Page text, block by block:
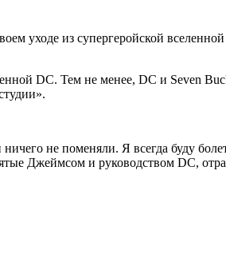
уходе из супергеройской
DC. Тем не менее, DC и Seven
не поменяли. Я всегда буду
Джеймсом и руководством DC,